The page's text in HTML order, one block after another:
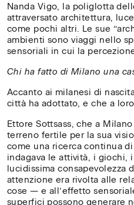
Nanda Vigo, la poliglotta
attraversato architettura,
come pochi altri. Le sue
ambienti sono viaggi nello
sensoriali in cui la
Chi ha fatto di Milano una
Accanto ai milanesi di
città ha adottato, e che a
Ettore Sottsass, che a
terreno fertile per la sua
come una ricerca continua
indagava le attività, i giochi,
lucidissima consapevolezza
attenzione era rivolta alle
cose — e all’effetto
superfici possono generare
Digita il nome
università,
scuola
se ha già
abbonamento
Cerca
università
/
Search
university
Università degli
Politecnico di